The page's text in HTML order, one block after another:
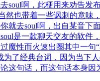
soul啊，此梗用来劝告发
然也带着一些讽刺的意味
就去soul啊，出自某音下
是一款聊天交友的软件
魔性而火速出圈其中一句
为了经典台词，因为当下
这句话，而这句话本身因